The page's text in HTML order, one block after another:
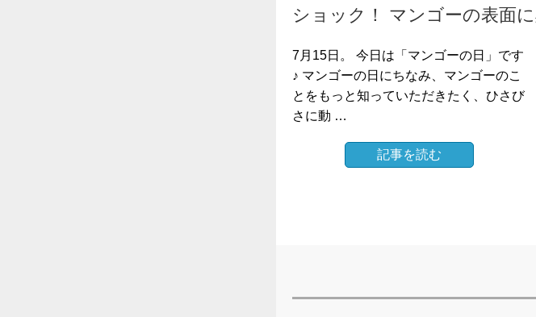
ショック！ マンゴーの表面
7月15日。 今日は「マンゴーの日」です
♪ マンゴーの日にちなみ、マンゴーのこ
とをもっと知っていただきたく、ひさび
さに動 …
記事を読む